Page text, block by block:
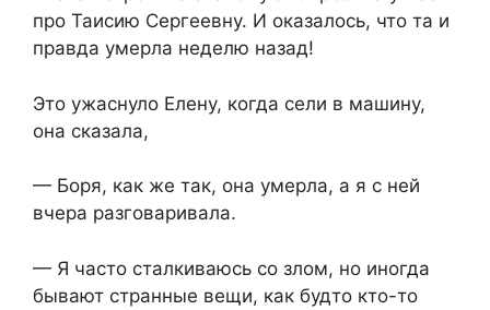
про Таисию Сергеевну. И оказалось, что та и
правда умерла неделю назад!
Это ужаснуло Елену, когда сели в машину,
она сказала,
— Боря, как же так, она умерла, а я с ней
вчера разговаривала.
— Я часто сталкиваюсь со злом, но иногда
бывают странные вещи, как будто кто-то